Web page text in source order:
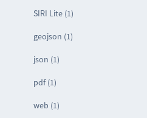
SIRI Lite (1)
geojson (1)
json (1)
pdf (1)
web (1)